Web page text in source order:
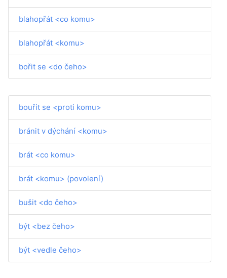
blahopřát <co komu>
blahopřát <komu>
bořit se <do čeho>
bouřit se <proti komu>
bránit v dýchání <komu>
brát <co komu>
brát <komu> (povolení)
bušit <do čeho>
být <bez čeho>
být <vedle čeho>